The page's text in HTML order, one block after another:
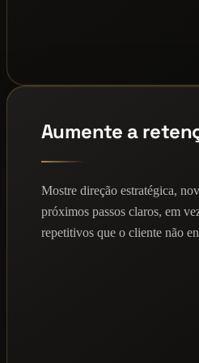
Aumente a
Mostre direção estratégica,
próximos passos claros, em
repetitivos que o cliente não